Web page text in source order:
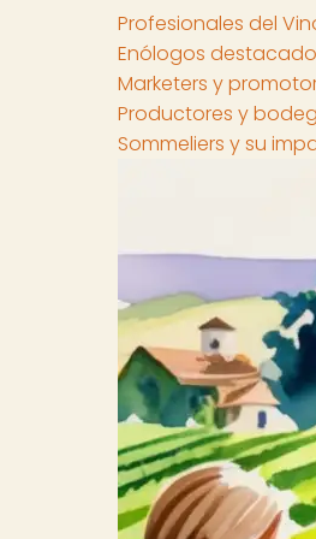
Profesionales del
Enólogos
Marketers y
Productores y
Sommeliers y su